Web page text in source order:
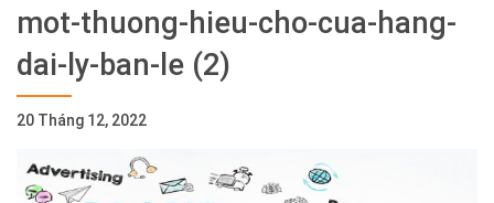
mot-thuong-hieu-cho-cua-hang-
dai-ly-ban-le (2)
20 Tháng 12, 2022